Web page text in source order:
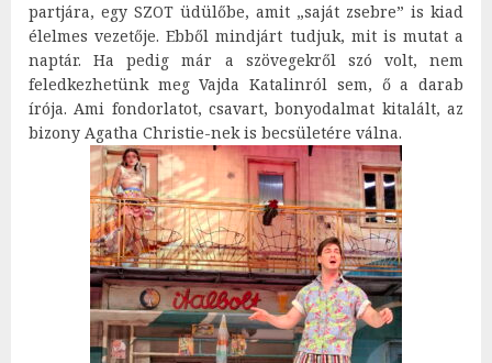
partjára, egy SZOT üdülőbe, amit „saját zsebre” is kiad
élelmes vezetője. Ebből mindjárt tudjuk, mit is mutat a
naptár. Ha pedig már a szövegekről szó volt, nem
feledkezhetünk meg Vajda Katalinról sem, ő a darab
írója. Ami fondorlatot, csavart, bonyodalmat kitalált, az
bizony Agatha Christie-nek is becsületére válna.